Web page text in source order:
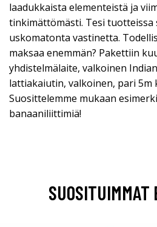
laadukkaista elementeistä ja
tinkimättömästi. Tesi tuotteissa
uskomatonta vastinetta.
maksaa enemmän? Pakettiin
yhdistelmälaite, valkoinen
lattiakaiutin, valkoinen, pari 5m
Suosittelemme mukaan
banaaniliittimiä!
SUOSITUIMMAT